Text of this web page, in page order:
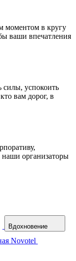
моментом в кругу
ваши впечатления
силы, успокоить
вам дорог, в
наши организаторы
Вдохновение
Novotel